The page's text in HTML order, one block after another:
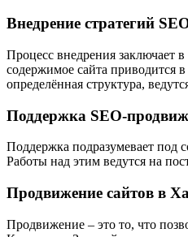
Внедрение стратегий
Процесс внедрения заключает
содержимое сайта приводится
определённая структура,
Поддержка SEO-
Поддержка подразумевает под
Работы над этим ведутся на
Продвижение сайтов в
Продвижение – это то, что